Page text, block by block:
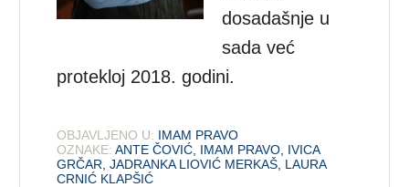
dosadašnje u
sada već
protekloj 2018. godini.
OBJAVLJENO U: IMAM PRAVO
OZNAKE: ANTE ČOVIĆ IMAM PRAVO IVICA
GRČAR ,JADRANKA LIOVIĆ MERKAŠ LAURA
CRNIĆ KLAPŠIĆ